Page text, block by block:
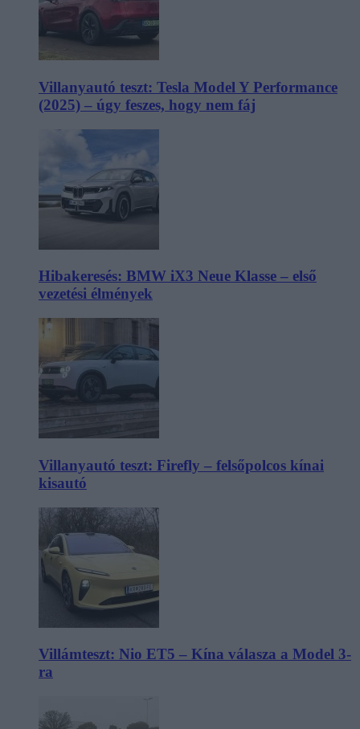
Villanyautó teszt: Tesla Model Y Performance
(2025) – úgy feszes, hogy nem fáj
Hibakeresés: BMW iX3 Neue Klasse – első
vezetési élmények
Villanyautó teszt: Firefly – felsőpolcos kínai
kisautó
Villámteszt: Nio ET5 – Kína válasza a Model 3-
ra